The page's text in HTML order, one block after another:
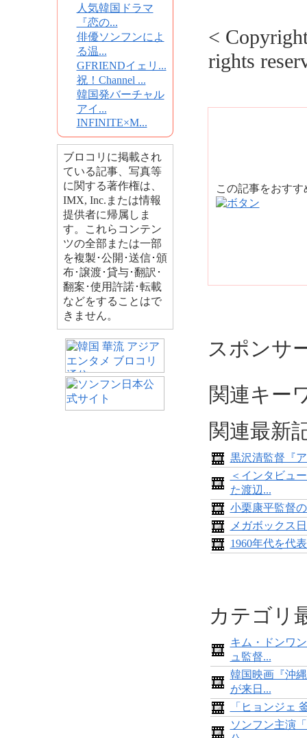
人気韓国ドラマ
『恋の...
俳優ソンフンによ
る温...
GFRIENDイェリ...
祝！Channel ...
韓国発バーチャル
アイ...
INFINITE×M...
ブロコリに掲載され
ている記事、写真等
に関する著作権は、
IMX, Inc.または情報
提供者に帰属しま
す。これらコンテン
ツの全部または一部
を複製･公開･送信･頒
布･譲渡･貸与･翻訳･
翻案･使用許諾･転載
などをすることはで
きません。
<
rights
この記事をおす
スポンサ
関連キー
関連最新
黒沢清監督『
＜インタビュ
た渡辺...
小栗康平監督
メガボックス
1960年代を代
カテゴリ
キム・ドンワ
ュ監督...
韓国映画『沖
が来日...
「ヒョンジェ
ソンフン主演